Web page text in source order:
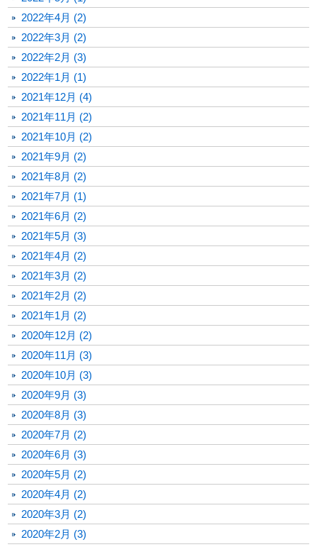
2022年4月 (2)
2022年3月 (2)
2022年2月 (3)
2022年1月 (1)
2021年12月 (4)
2021年11月 (2)
2021年10月 (2)
2021年9月 (2)
2021年8月 (2)
2021年7月 (1)
2021年6月 (2)
2021年5月 (3)
2021年4月 (2)
2021年3月 (2)
2021年2月 (2)
2021年1月 (2)
2020年12月 (2)
2020年11月 (3)
2020年10月 (3)
2020年9月 (3)
2020年8月 (3)
2020年7月 (2)
2020年6月 (3)
2020年5月 (2)
2020年4月 (2)
2020年3月 (2)
2020年2月 (3)